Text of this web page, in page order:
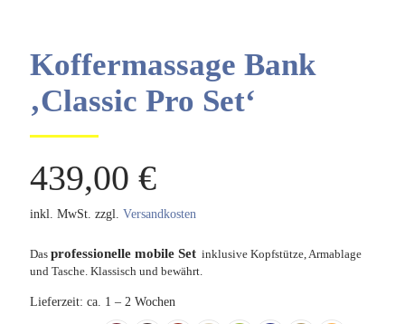
Koffermassage Bank
‚Classic Pro Set‘
439,00 €
inkl. MwSt. zzgl. Versandkosten
Das professionelle mobile Set inklusive Kopfstütze, Armablage
und Tasche. Klassisch und bewährt.
Lieferzeit: ca. 1 – 2 Wochen